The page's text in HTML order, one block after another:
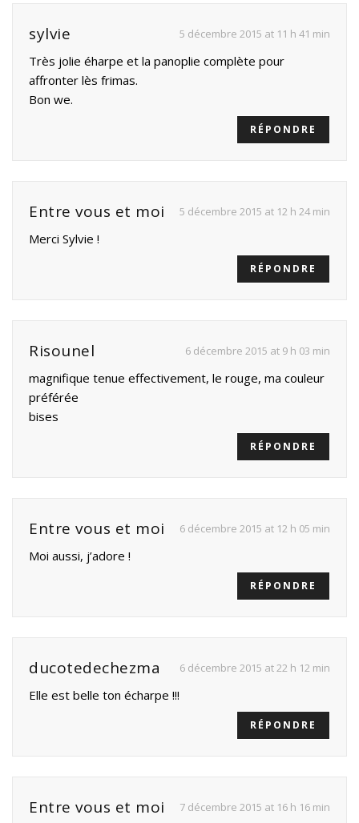
sylvie 5 décembre 2015 at 11 h 41 min
Très jolie éharpe et la panoplie complète pour
affronter lès frimas.
Bon we.
RÉPONDRE
Entre vous et moi 5 décembre 2015 at 12 h 24 min
Merci Sylvie !
RÉPONDRE
Risounel 6 décembre 2015 at 9 h 03 min
magnifique tenue effectivement, le rouge, ma couleur
préférée
bises
RÉPONDRE
Entre vous et moi 6 décembre 2015 at 12 h 05 min
Moi aussi, j’adore !
RÉPONDRE
ducotedechezma 6 décembre 2015 at 22 h 12 min
Elle est belle ton écharpe !!!
RÉPONDRE
Entre vous et moi 7 décembre 2015 at 16 h 16 min